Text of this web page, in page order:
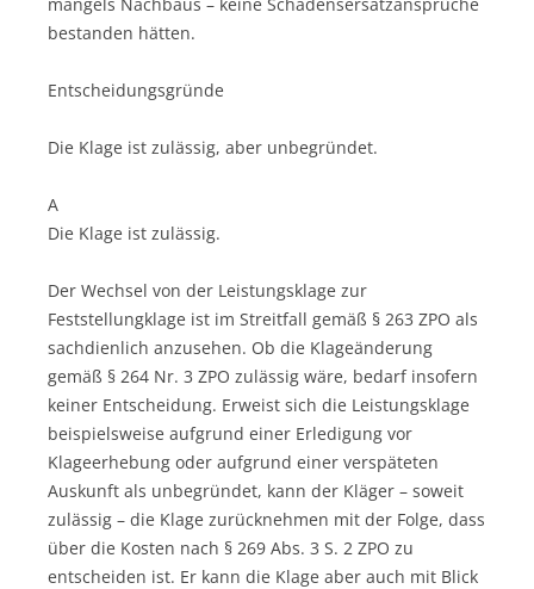
bestanden hätten.
Entscheidungsgründe
Die Klage ist zulässig, aber unbegründet.
A
Die Klage ist zulässig.
Der Wechsel von der Leistungsklage zur
Feststellungklage ist im Streitfall gemäß § 263 ZPO als
sachdienlich anzusehen. Ob die Klageänderung
gemäß § 264 Nr. 3 ZPO zulässig wäre, bedarf insofern
keiner Entscheidung. Erweist sich die Leistungsklage
beispielsweise aufgrund einer Erledigung vor
Klageerhebung oder aufgrund einer verspäteten
Auskunft als unbegründet, kann der Kläger – soweit
zulässig – die Klage zurücknehmen mit der Folge, dass
über die Kosten nach § 269 Abs. 3 S. 2 ZPO zu
entscheiden ist. Er kann die Klage aber auch mit Blick